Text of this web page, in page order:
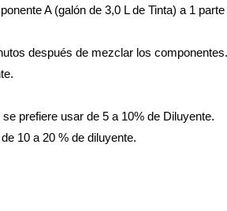
A (galón de 3,0 L de Tinta) a 1 parte
después de mezclar los componentes.
prefiere usar de 5 a 10% de Diluyente.
10 a 20 % de diluyente.